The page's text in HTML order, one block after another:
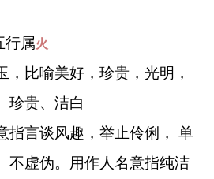
行属火
，比喻美好，珍贵，光明，
珍贵、洁白
指言谈风趣，举止伶俐， 单
不虚伪。用作人名意指纯洁